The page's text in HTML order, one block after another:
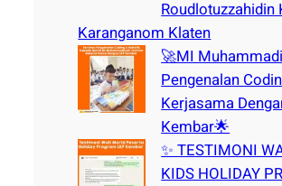
Roudlotuzzahidin
Karanganom Klaten
🚀MI
Pengenalan
Kerjasama
Kembar🌟
✨ TESTIMONI
KIDS HOLIDAY